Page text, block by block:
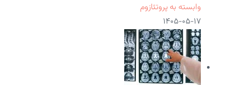
وابسته به پروتئازوم
۱۴۰۵-۰۵-۱۷